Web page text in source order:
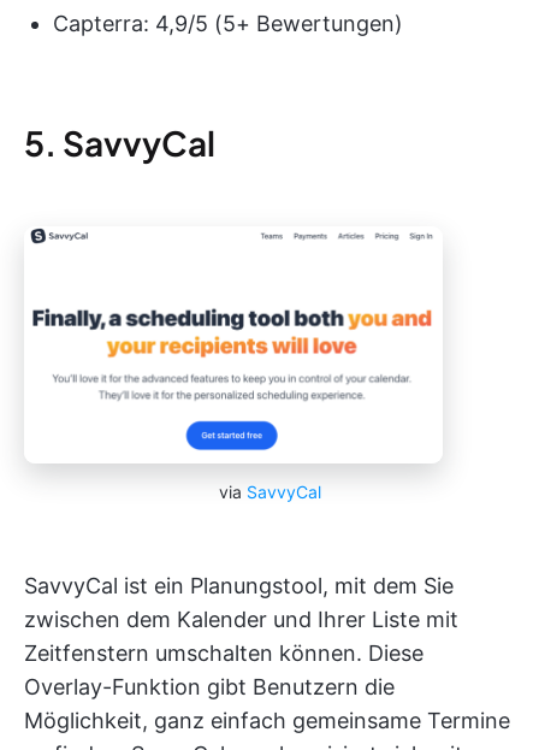
Capterra: 4,9/5 (5+ Bewertungen)
5. SavvyCal
via SavvyCal
SavvyCal ist ein Planungstool, mit dem Sie
zwischen dem Kalender und Ihrer Liste mit
Zeitfenstern umschalten können. Diese
Overlay-Funktion gibt Benutzern die
Möglichkeit, ganz einfach gemeinsame Termine